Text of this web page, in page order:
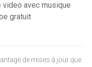
avec musique
gratuit
de mises à jour que